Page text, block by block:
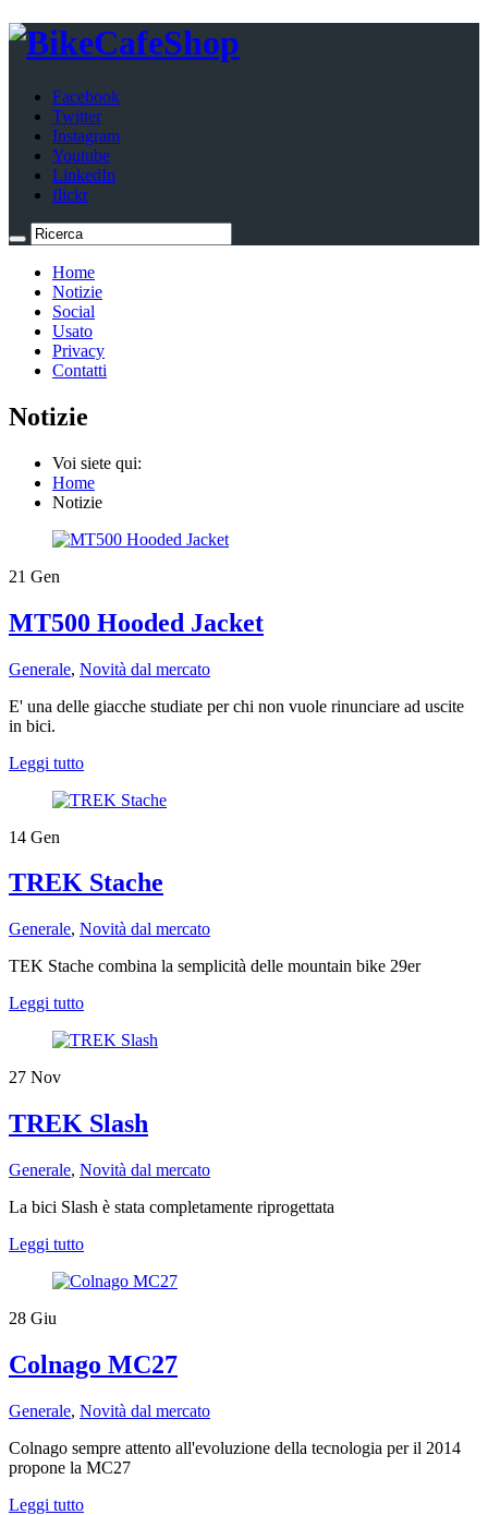
Facebook
Twitter
Instagram
Youtube
LinkedIn
flickr
Home
Notizie
Social
Usato
Privacy
Contatti
Notizie
Voi siete qui:
Home
Notizie
21 Gen
​MT500 Hooded Jacket
Generale, Novità dal mercato
E' una delle giacche studiate per chi non vuole rinunciare ad uscite
in bici.
Leggi tutto
14 Gen
TREK Stache
Generale, Novità dal mercato
TEK Stache combina la semplicità delle mountain bike 29er
Leggi tutto
27 Nov
TREK Slash
Generale, Novità dal mercato
​La bici Slash è stata completamente riprogettata
Leggi tutto
28 Giu
Colnago MC27
Generale, Novità dal mercato
Colnago sempre attento all'evoluzione della tecnologia per il 2014
propone la MC27
Leggi tutto